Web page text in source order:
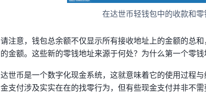
在达世币轻钱包中的收款和
请注意，钱包总余额不仅显示所有接收地址上的金额的总
的金额。这些新的零钱地址来源于何处？为什么第一个零钱
达世币是一个数字化现金系统，这就意味着它的使用过程
金支付涉及实实在在的找零行为，但有些现金支付并非不